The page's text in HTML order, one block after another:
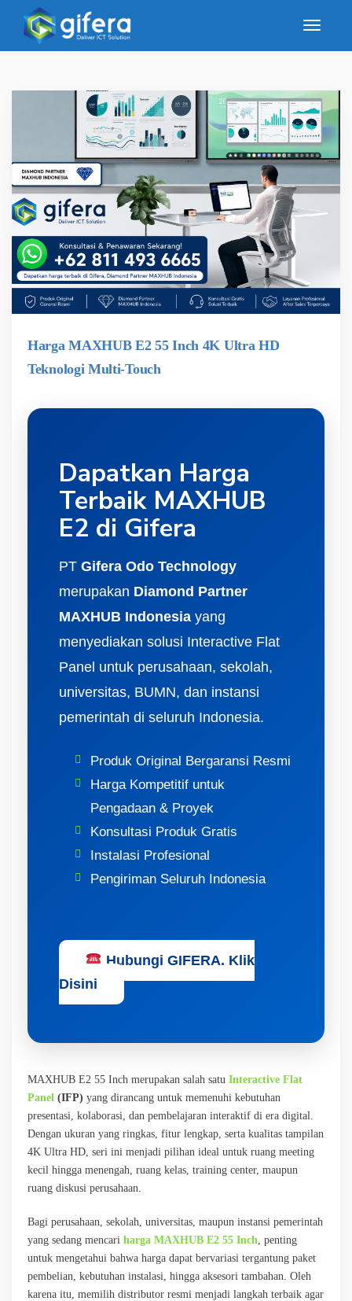
Harga MAXHUB E2 55 Inch 4K Ultra HD
Teknologi Multi-Touch
Dapatkan Harga
Terbaik MAXHUB
E2 di Gifera
PT Gifera Odo Technology
merupakan Diamond Partner
MAXHUB Indonesia yang
menyediakan solusi Interactive Flat
Panel untuk perusahaan, sekolah,
universitas, BUMN, dan instansi
pemerintah di seluruh Indonesia.
Produk Original Bergaransi Resmi
Harga Kompetitif untuk
Pengadaan & Proyek
Konsultasi Produk Gratis
Instalasi Profesional
Pengiriman Seluruh Indonesia
Hubungi GIFERA. Klik
Disini
MAXHUB E2 55 Inch merupakan salah satu Interactive Flat
Panel (IFP) yang dirancang untuk memenuhi kebutuhan
presentasi, kolaborasi, dan pembelajaran interaktif di era digital.
Dengan ukuran yang ringkas, fitur lengkap, serta kualitas tampilan
4K Ultra HD, seri ini menjadi pilihan ideal untuk ruang meeting
kecil hingga menengah, ruang kelas, training center, maupun
ruang diskusi perusahaan.
Bagi perusahaan, sekolah, universitas, maupun instansi pemerintah
yang sedang mencari harga MAXHUB E2 55 Inch , penting
untuk mengetahui bahwa harga dapat bervariasi tergantung paket
pembelian, kebutuhan instalasi, hingga aksesori tambahan. Oleh
karena itu, memilih distributor resmi menjadi langkah terbaik agar